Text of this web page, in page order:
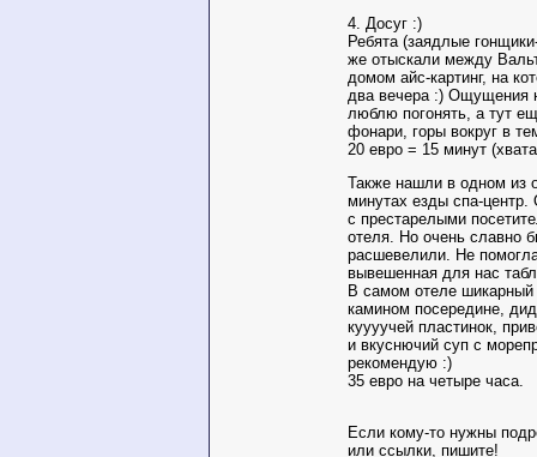
4. Досуг :)
Ребята (заядлые
же отыскали между
домом айс-картинг, на
два вечера :) Ощущения
люблю погонять, а тут
фонари, горы вокруг в
20 евро = 15 минут
Также нашли в одном из
минутах езды спа-
с престарелыми
отеля. Но очень славно
расшевелили. Не
вывешенная для нас
В самом отеле
камином посередине,
куууучей пластинок,
и вкуснючий суп с
рекомендую :)
35 евро на четыре часа.
Если кому-то нужны
или ссылки, пишите!